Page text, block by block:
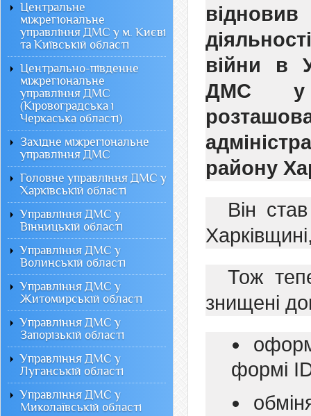
війни в
ДМС у
району
Він
Тож
знищені
формі
Центральне
міжрегіональне
управління ДМС у м. Києві
та Київській області
Центрально-південне
міжрегіональне
управління ДМС
(Кіровоградська і
Черкаська області)
Західне міжрегіональне
управління ДМС
Головне управління ДМС у
Харківській області
Управління ДМС у
Вінницькій області
Управління ДМС у
Волинській області
Управління ДМС у
Житомирській області
Управління ДМС у
Запорізькій області
Управління ДМС у
Луганській області
Управління ДМС у
Миколаївській області